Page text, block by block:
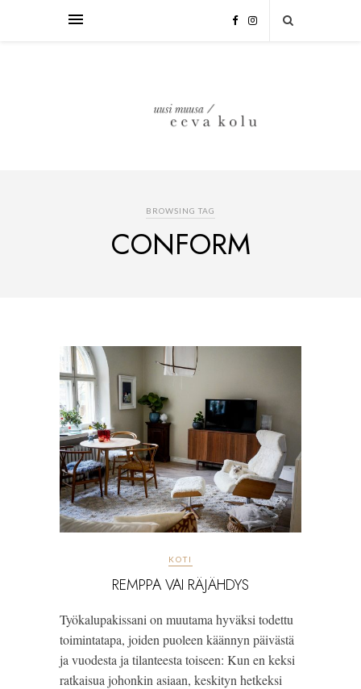
BROWSING TAG
CONFORM
KOTI
REMPPA VAI RÄJÄHDYS
Työkalupakissani on muutama hyväksi todettu
toimintatapa, joiden puoleen käännyn päivästä
ja vuodesta ja tilanteesta toiseen: Kun en keksi
ratkaisua johonkin asiaan, keskityn hetkeksi